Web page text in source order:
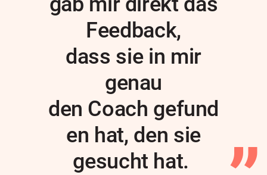
Feedback,
dass sie in mir
genau
den Coach gefund
en hat, den sie
gesucht hat.